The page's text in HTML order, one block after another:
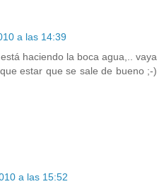
a las 14:39
haciendo la boca agua,.. vaya
estar que se sale de bueno ;-)
a las 15:52